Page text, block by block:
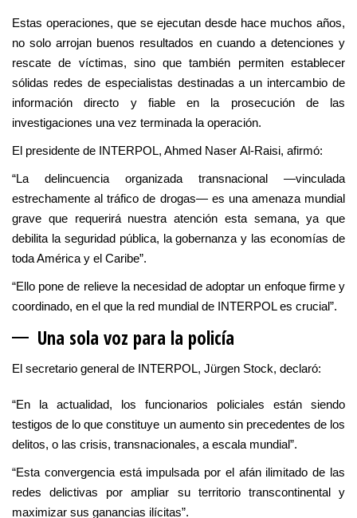
Estas operaciones, que se ejecutan desde hace muchos años,
no solo arrojan buenos resultados en cuando a detenciones y
rescate de víctimas, sino que también permiten establecer
sólidas redes de especialistas destinadas a un intercambio de
información directo y fiable en la prosecución de las
investigaciones una vez terminada la operación.
El presidente de INTERPOL, Ahmed Naser Al-Raisi, afirmó:
“La delincuencia organizada transnacional —vinculada
estrechamente al tráfico de drogas— es una amenaza mundial
grave que requerirá nuestra atención esta semana, ya que
debilita la seguridad pública, la gobernanza y las economías de
toda América y el Caribe”.
“Ello pone de relieve la necesidad de adoptar un enfoque firme y
coordinado, en el que la red mundial de INTERPOL es crucial”.
Una sola voz para la policía
El secretario general de INTERPOL, Jürgen Stock, declaró:
“En la actualidad, los funcionarios policiales están siendo
testigos de lo que constituye un aumento sin precedentes de los
delitos, o las crisis, transnacionales, a escala mundial”.
“Esta convergencia está impulsada por el afán ilimitado de las
redes delictivas por ampliar su territorio transcontinental y
maximizar sus ganancias ilícitas”.